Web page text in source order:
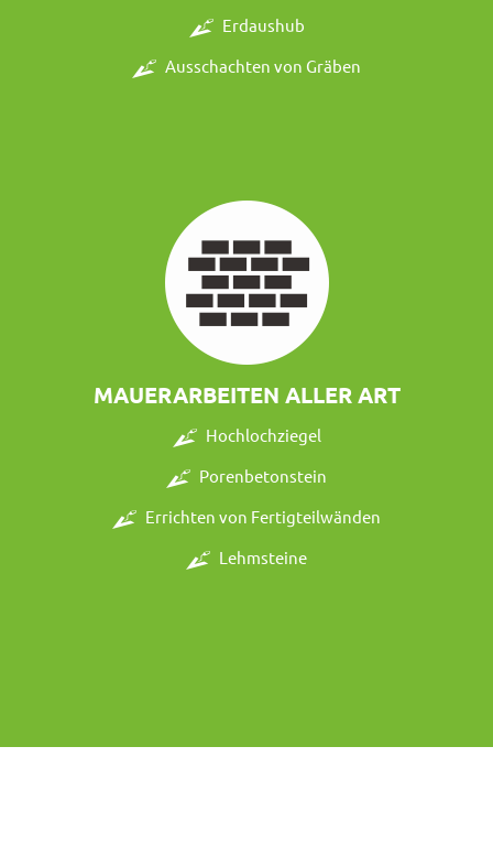
Erdaushub
Ausschachten von Gräben
MAUERARBEITEN ALLER ART
Hochlochziegel
Porenbetonstein
Errichten von Fertigteilwänden
Lehmsteine